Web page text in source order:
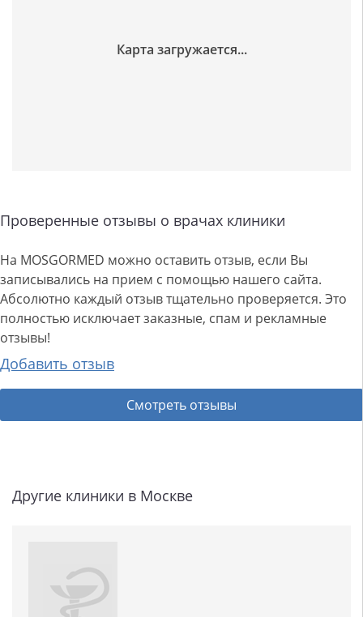
Проверенные отзывы о врачах клиники
На MOSGORMED можно оставить отзыв, если Вы
записывались на прием с помощью нашего сайта.
Абсолютно каждый отзыв тщательно проверяется. Это
полностью исключает заказные, спам и рекламные
отзывы!
Добавить отзыв
Смотреть отзывы
Другие клиники в Москве